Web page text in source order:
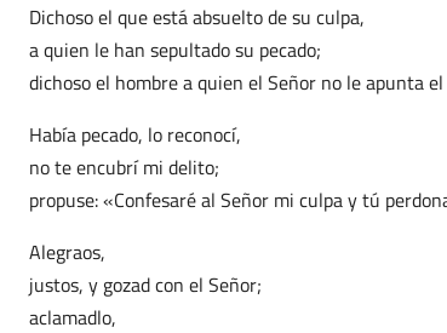
Dichoso el que está absuelto de su culpa,
a quien le han sepultado su pecado;
dichoso el hombre a quien el Señor no le apunta
Había pecado, lo reconocí,
no te encubrí mi delito;
propuse: «Confesaré al Señor mi culpa y tú
Alegraos,
justos, y gozad con el Señor;
aclamadlo,